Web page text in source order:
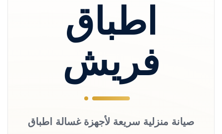
اطباق
فريش
صيانة منزلية سريعة لأجهزة غسالة اطباق